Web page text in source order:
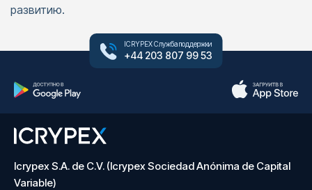
развитию.
ICRYPEX Служба поддержки
+44 203 807 99 53
Icrypex S.A. de C.V. (Icrypex Sociedad Anónima de Capital
Variable)